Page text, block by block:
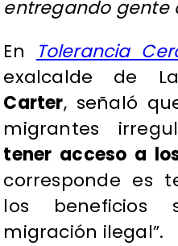
entregando gente
En
Tolerancia
exalcalde de
Carter, señaló
migrantes
tener acceso a
corresponde es
los beneficios
migración ilegal”.